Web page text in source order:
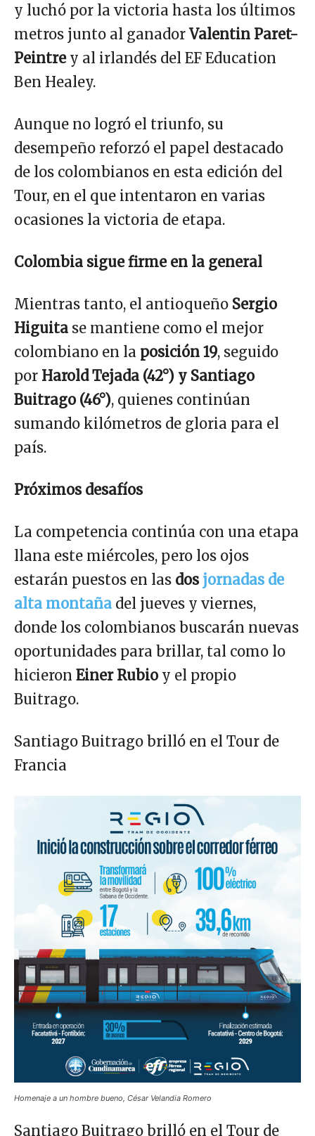
y luchó por la victoria hasta los últimos
metros junto al ganador Valentin Paret-
Peintrey al irlandés del EF Education
Ben Healey.
Aunque no logró el triunfo, su
desempeño reforzó el papel destacado
de los colombianos en esta edición del
Tour, en el que intentaron en varias
ocasiones la victoria de etapa.
Colombia sigue firme en la general
Mientras tanto, el antioqueño Sergio
Higuita se mantiene como el mejor
colombiano en la posición 19, seguido
por Harold Tejada (42°) y Santiago
Buitrago (46°), quienes continúan
sumando kilómetros de gloria para el
país.
Próximos desafíos
La competencia continúa con una etapa
llana este miércoles, pero los ojos
estarán puestos en las dos jornadas de
alta montaña del jueves y viernes,
donde los colombianos buscarán nuevas
oportunidades para brillar, tal como lo
hicieron Einer Rubio y el propio
Buitrago.
Santiago Buitrago brilló en el Tour de
Francia
Homenaje a un hombre bueno, César Velandia Romero
Santiago Buitrago brilló en el Tour de